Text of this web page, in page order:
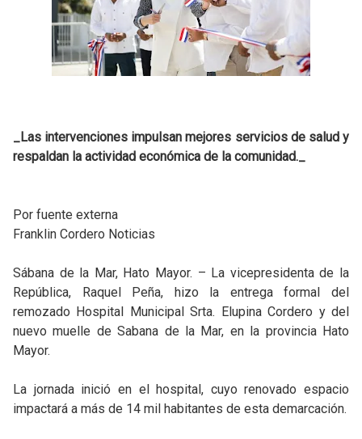
_Las intervenciones impulsan mejores servicios de salud y
respaldan la actividad económica de la comunidad._
Por fuente externa
Franklin Cordero Noticias
Sábana de la Mar, Hato Mayor. – La vicepresidenta de la
República, Raquel Peña, hizo la entrega formal del
remozado Hospital Municipal Srta. Elupina Cordero y del
nuevo muelle de Sabana de la Mar, en la provincia Hato
Mayor.
La jornada inició en el hospital, cuyo renovado espacio
impactará a más de 14 mil habitantes de esta demarcación.